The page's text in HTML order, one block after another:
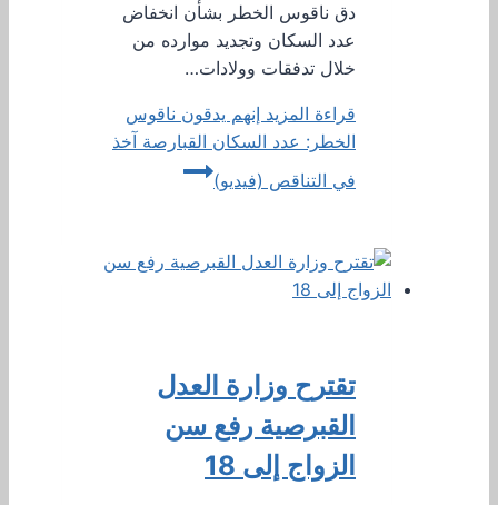
دق ناقوس الخطر بشأن انخفاض
عدد السكان وتجديد موارده من
خلال تدفقات وولادات…
قراءة المزيد إنهم يدقون ناقوس
الخطر: عدد السكان القبارصة آخذ
في التناقص (فيديو)
تقترح وزارة العدل
القبرصية رفع سن
الزواج إلى 18